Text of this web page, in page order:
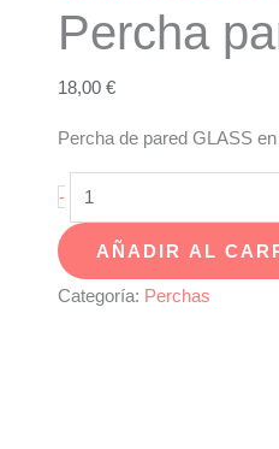
Percha
18,00 €
Percha de pared GLASS
-
Percha
pared
GLASS
cantidad
AÑADIR AL
Categoría: Perchas